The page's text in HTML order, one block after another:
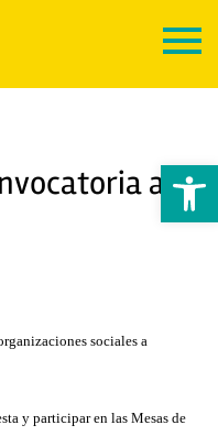
Abrir
a
sociales a
y participar en las Mesas de